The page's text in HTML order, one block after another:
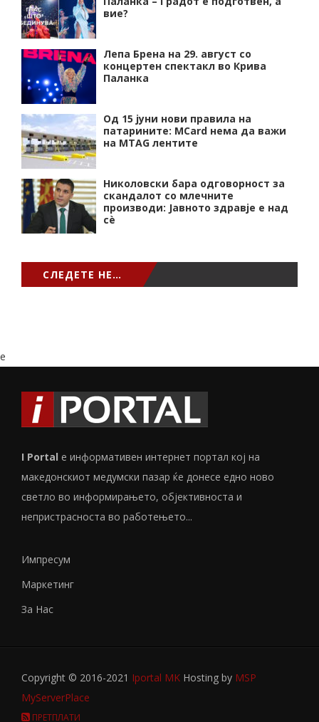
вие?
Лепа Брена на 29. август со
концертен спектакл во Крива
Паланка
Од 15 јуни нови правила на
патарините: MCard нема да важи
на MTAG лентите
Николовски бара одговорност за
скандалот со млечните
производи: Јавното здравје е над
сѐ
СЛЕДЕТЕ НЕ…
e
I Portal е информативен интернет портал кој на
македонскиот медумски пазар ќе донесе едно ново
светло во информирањето, објективноста и
непристрасноста во работењето...
Импресум
Маркетинг
За Нас
Copyright © 2016-2021 Iportal MK Hosting by MSP
MyServerPlace
ПРЕТПЛАТИ